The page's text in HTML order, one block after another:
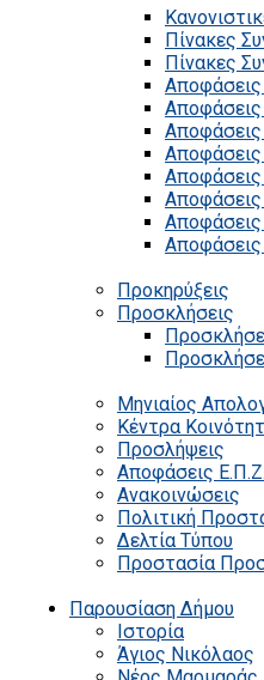
Πίνακες
Πίνακες
Αποφάσεις
Αποφάσεις
Αποφάσεις
Αποφάσεις
Προκηρύξεις
Προσκλήσεις
Μηνιαίος
Κέντρα
Προσλήψεις
Αποφάσεις Ε.Π.Ζ.
Ανακοινώσεις
Πολιτική
Δελτία Τύπου
Προστασία
Παρουσίαση Δήμου
Ιστορία
Άγιος Νικόλαος